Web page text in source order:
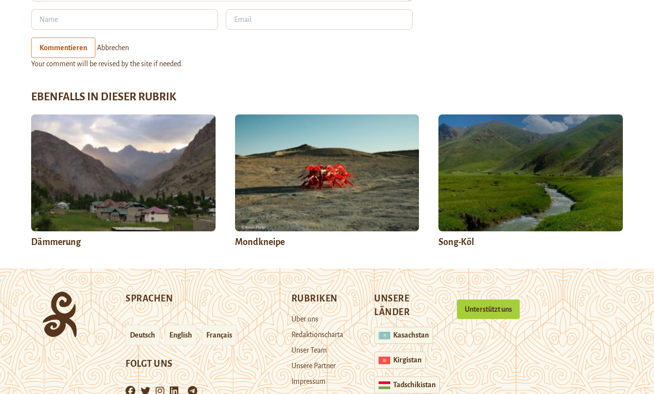
Kommentieren Abbrechen
Your comment will be revised by the site if needed.
EBENFALLS IN DIESER RUBRIK
Dämmerung Mondkneipe Song-Köl
SPRACHEN
Deutsch English Français
FOLGT UNS
RUBRIKEN
Über uns
Redaktionscharta
Unser Team
Unsere Partner
Impressum
UNSERE
LÄNDER
Kasachstan
Kirgistan
Tadschikistan
Unterstützt uns